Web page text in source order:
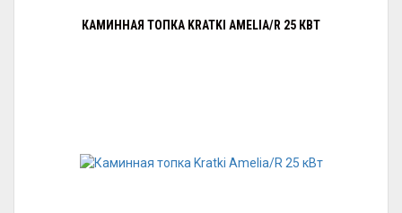
КАМИННАЯ ТОПКА KRATKI AMELIA/R 25 КВТ